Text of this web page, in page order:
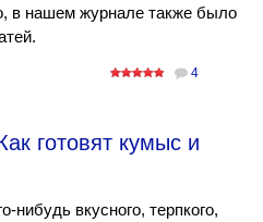
в нашем журнале также было
4
готовят кумыс и
нибудь вкусного, терпкого,